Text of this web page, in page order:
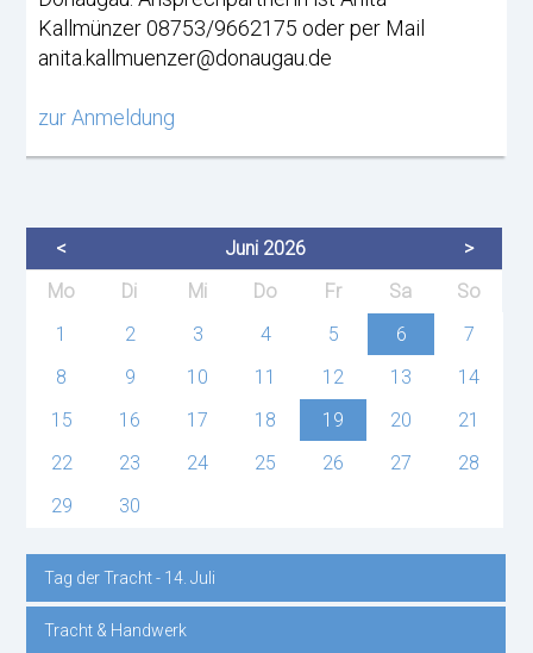
Kallmünzer 08753/9662175 oder per Mail
anita.kallmuenzer@donaugau.de
zur Anmeldung
< Juni 2026
>
Montag DienstagMittwochDonnerstag
Freitag SamstagSonntag
1
2 3 4 5 6
7
8
9 10 11 12 13
14
15
16 17 18 19 20
21
22
23 24 25 26 27
28
29
30
Navigation
Tag der Tracht - 14. Juli
Tracht & Handwerk